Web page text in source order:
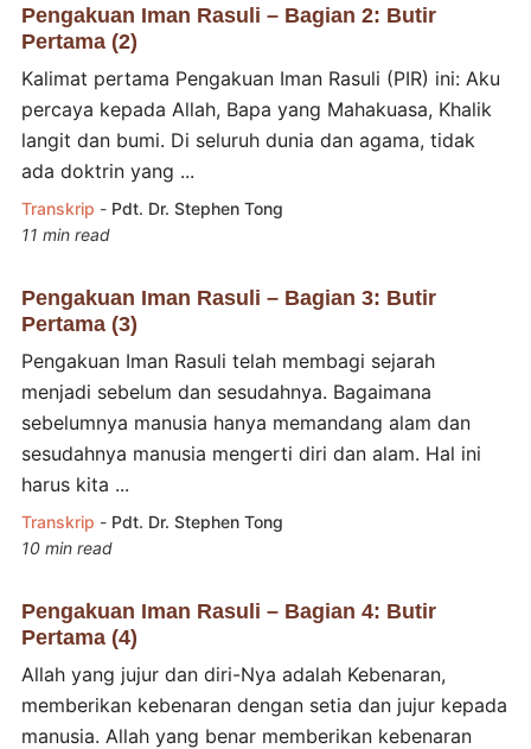
Pengakuan Iman Rasuli – Bagian 2: Butir
Pertama (2)
Kalimat pertama Pengakuan Iman Rasuli (PIR) ini: Aku
percaya kepada Allah, Bapa yang Mahakuasa, Khalik
langit dan bumi. Di seluruh dunia dan agama, tidak
ada doktrin yang ...
Transkrip - Pdt. Dr. Stephen Tong
11 min read
Pengakuan Iman Rasuli – Bagian 3: Butir
Pertama (3)
Pengakuan Iman Rasuli telah membagi sejarah
menjadi sebelum dan sesudahnya. Bagaimana
sebelumnya manusia hanya memandang alam dan
sesudahnya manusia mengerti diri dan alam. Hal ini
harus kita ...
Transkrip - Pdt. Dr. Stephen Tong
10 min read
Pengakuan Iman Rasuli – Bagian 4: Butir
Pertama (4)
Allah yang jujur dan diri-Nya adalah Kebenaran,
memberikan kebenaran dengan setia dan jujur kepada
manusia. Allah yang benar memberikan kebenaran